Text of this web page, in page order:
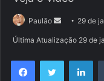
Paulão
Mande
mail
29 de
Última Atualização 29 de
FacebookTwitter